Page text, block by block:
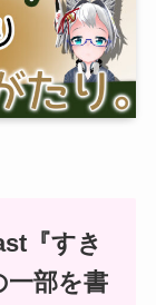
『すき
一部を書